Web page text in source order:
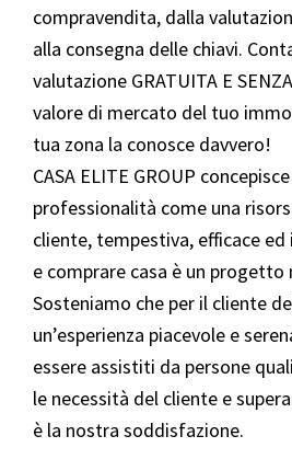
compravendita, dalla
alla consegna delle chiavi.
valutazione GRATUITA E
valore di mercato del tuo
tua zona la conosce davvero!
CASA ELITE GROUP
professionalità come una
cliente, tempestiva, efficace ed
e comprare casa è un
Sosteniamo che per il cliente
un’esperienza piacevole e
essere assistiti da persone
le necessità del cliente e
è la nostra soddisfazione.